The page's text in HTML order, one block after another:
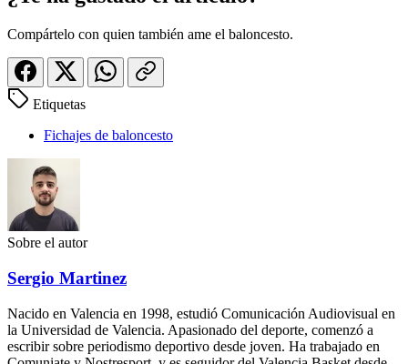
Compártelo con quien también ame el baloncesto.
Etiquetas
Fichajes de baloncesto
Sobre el autor
Sergio Martinez
Nacido en Valencia en 1998, estudió Comunicación Audiovisual en
la Universidad de Valencia. Apasionado del deporte, comenzó a
escribir sobre periodismo deportivo desde joven. Ha trabajado en